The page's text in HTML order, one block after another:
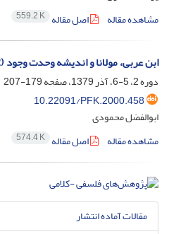
مشاهده مقاله
اصل مقاله 559.2 K
ابن عربی، مولانا و اندیشه وحدت وجود (2)
دوره 2، 5-6، آذر 1379، صفحه
179-207
10.22091/PFK.2000.458
ابوالفضل محمودی
مشاهده مقاله
اصل مقاله 574.4 K
مقالات آماده انتشار